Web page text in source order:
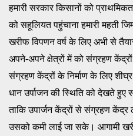
हमारी सरकार किसानों को
को सहूलियत पहुंचाना हमारी महती
खरीफ विपणन वर्ष के लिए अभी से
अपने-अपने क्षेत्रों में को संग्रहण
संग्रहण केंद्रों के निर्माण के लिए
धान उर्पाजन की स्थिति को देखते हुए
ताकि उपार्जन केंद्रों से संग्रहण केंद्र
उसको कमी लाई जा सके। आगामी